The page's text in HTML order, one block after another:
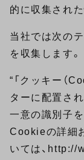
的に収集された
当社では次の
を収集します。
“「クッキー（
ターに配置さ
一意の識別子を
Cookieの詳細
いては、